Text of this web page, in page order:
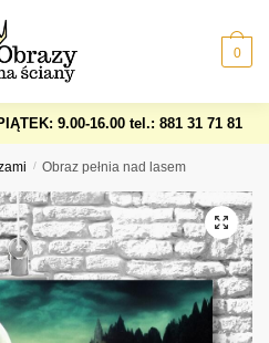
0
9.00-16.00 tel.: 881 31 71 81
/ Obraz pełnia nad lasem